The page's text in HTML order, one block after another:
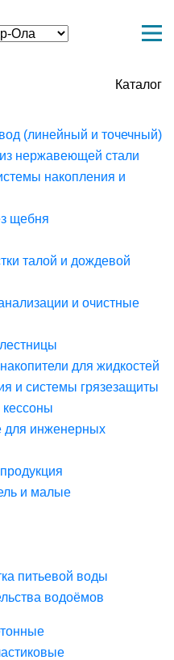
Каталог
(линейный и точечный)
нержавеющей стали
накопления и
щебня
талой и дождевой
и очистные
для жидкостей
и системы грязезащиты
для инженерных
и малые
питьевой воды
водоёмов